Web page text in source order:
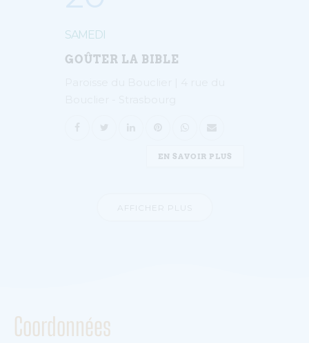
SAMEDI
GOÛTER LA BIBLE
EN SAVOIR PLUS
Coordonnées